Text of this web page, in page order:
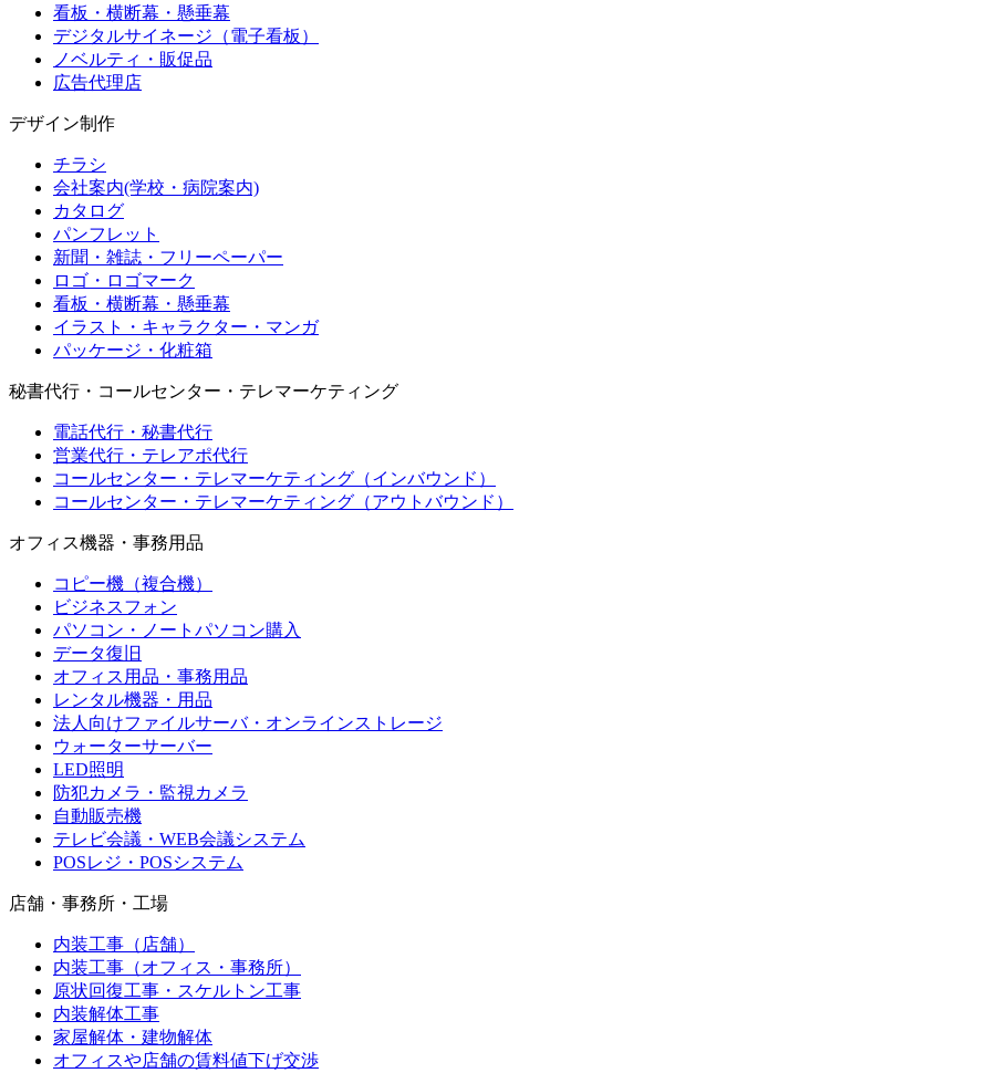
看板・横断幕・懸垂幕
デジタルサイネージ（電子看板）
ノベルティ・販促品
広告代理店
デザイン制作
チラシ
会社案内(学校・病院案内)
カタログ
パンフレット
新聞・雑誌・フリーペーパー
ロゴ・ロゴマーク
看板・横断幕・懸垂幕
イラスト・キャラクター・マンガ
パッケージ・化粧箱
秘書代行・コールセンター・テレマーケティング
電話代行・秘書代行
営業代行・テレアポ代行
コールセンター・テレマーケティング（インバウンド）
コールセンター・テレマーケティング（アウトバウンド）
オフィス機器・事務用品
コピー機（複合機）
ビジネスフォン
パソコン・ノートパソコン購入
データ復旧
オフィス用品・事務用品
レンタル機器・用品
法人向けファイルサーバ・オンラインストレージ
ウォーターサーバー
LED照明
防犯カメラ・監視カメラ
自動販売機
テレビ会議・WEB会議システム
POSレジ・POSシステム
店舗・事務所・工場
内装工事（店舗）
内装工事（オフィス・事務所）
原状回復工事・スケルトン工事
内装解体工事
家屋解体・建物解体
オフィスや店舗の賃料値下げ交渉